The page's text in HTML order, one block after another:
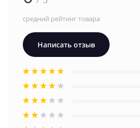
средний рейтинг товара
Написать отзыв